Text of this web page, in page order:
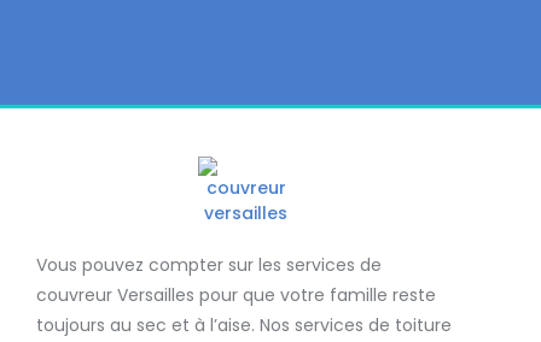
Vous pouvez compter sur les services de
couvreur Versailles pour que votre famille reste
toujours au sec et à l’aise. Nos services de toiture